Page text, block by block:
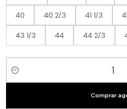
40 40 2/3 41 1/3
43 1/3 44 44 2/3
Quantidade
Comprar